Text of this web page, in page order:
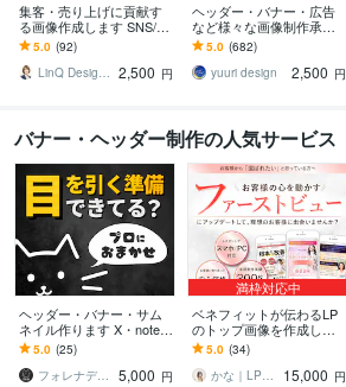
集客・売り上げに貢献す
る画像作成します SNS/ヘ
ッダーなどWEB画像全般
お任せください
5.0 (92)
LinQ Design │ 伊藤遥 2,500 円
ヘッダー・バナー・広告
など様々な画像制作承り
ます 【ライトプラン】高
品質・低価格で理想のデ
ザインをお届けします
5.0 (682)
yuuri design
2,500 円
バナー・ヘッダー制作の人気サービス
ヘッダー・バナー・サム
ネイル作ります X・note・
Brain・インスタ・広告
【親しみ特化】
5.0 (25)
フォレナデザイン
5,000 円
満枠対応中
ベネフィットが伝わるLP
のトップ画像を作成しま
す 自作LPも生かせる！簡
易オプトインページにも
使えます！
5.0 (34)
かな｜LP＊バナー制作
15,000 円